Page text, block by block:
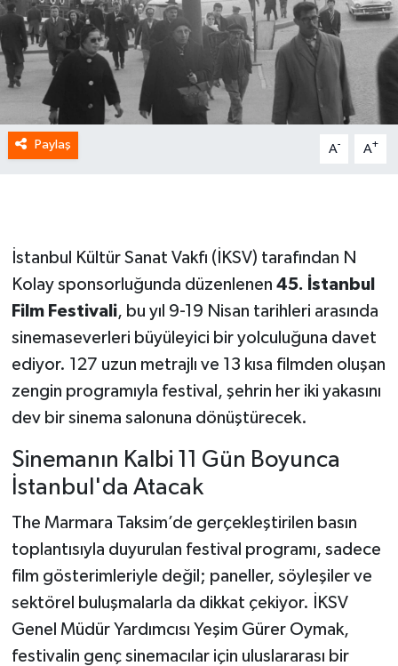
Paylaş A- A+
İstanbul Kültür Sanat Vakfı (İKSV) tarafından N
Kolay sponsorluğunda düzenlenen 45. İstanbul
Film Festivali, bu yıl 9-19 Nisan tarihleri arasında
sinemaseverleri büyüleyici bir yolculuğuna davet
ediyor. 127 uzun metrajlı ve 13 kısa filmden oluşan
zengin programıyla festival, şehrin her iki yakasını
dev bir sinema salonuna dönüştürecek.
Sinemanın Kalbi 11 Gün Boyunca
İstanbul'da Atacak
The Marmara Taksim’de gerçekleştirilen basın
toplantısıyla duyurulan festival programı, sadece
film gösterimleriyle değil; paneller, söyleşiler ve
sektörel buluşmalarla da dikkat çekiyor. İKSV
Genel Müdür Yardımcısı Yeşim Gürer Oymak,
festivalin genç sinemacılar için uluslararası bir